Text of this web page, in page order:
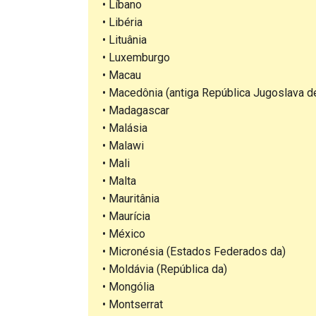
• Líbano
• Libéria
• Lituânia
• Luxemburgo
• Macau
• Macedônia (antiga República Jugoslava
• Madagascar
• Malásia
• Malawi
• Mali
• Malta
• Mauritânia
• Maurícia
• México
• Micronésia (Estados Federados da)
• Moldávia (República da)
• Mongólia
• Montserrat